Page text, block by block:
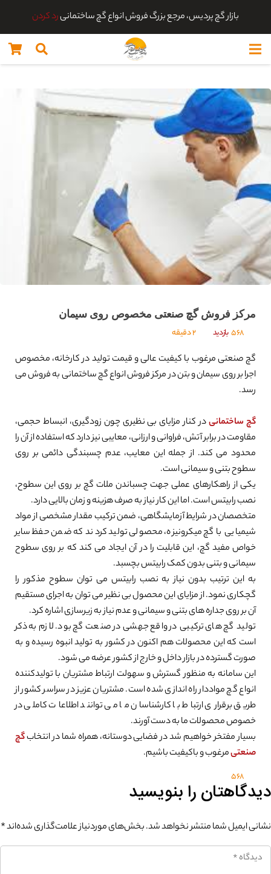
بازار گچ پردیس، مرجع بزرگ فروش انواع گچ ساختمانیرد کردن
مرکز فروش گچ صنعتی مخصوص روی سیمان
568بازدید 2 دقیقه
گچ صنعتی مرغوب با کیفیت عالی و قیمت تولید در کارخانه، مخصوص
اجرا بر روی سیمان و بتن در مرکز فروش انواع گچ ساختمانی به فروش می
رسد.
گچ ساختمانیدر کنار مزایای بی نظیری چون زودگیری، انبساط حجمی،
مقاومت در برابر آتش، فراوانی و ارزانی، معایبی نیز دارد که استفاده از آن را
محدود می کند. از جمله این معایب، عدم چسبندگی دائمی بر روی
سطوح بتنی و سیمانی است.
یکی از راهکارهای عملی جهت چسباندن ملات گچ بر روی این سطوح،
نصب رابیتس است. اما این کار نیاز به صرف هزینه و زمان بالایی دارد.
متخصصان در شرایط آزمایشگاهی، ضمن ترکیب مقدار مشخصی از مواد
شیمیایی با گچ میکرونیزه، محصولی تولید کردند که ضمن حفظ سایر
خواص مفید گچ، این قابلیت را در آن ایجاد می کند که بر روی سطوح
سیمانی و بتنی بدون کمک رابیتس بچسبد.
به این ترتیب بدون نیاز به نصب رابیتس می توان سطوح مذکور را
گچکاری نمود. از مزایای این محصول بی نظیر می توان به اجرای مستقیم
آن بر روی جداره های بتنی و سیمانی و عدم نیاز به زیرسازی اشاره کرد.
تولید گچ های ترکیبی در واقع جهشی در صنعت گچ بود. لازم به ذکر
است که این محصولات هم اکنون در کشور به تولید انبوه رسیده و به
صورت گسترده در بازار داخل و خارج از کشور عرضه می شود.
این سامانه به منظور گسترش و سهولت ارتباط مشتریان با تولیدکننده
انواع گچ مواددار راه اندازی شده است. مشتریان عزیز در سراسر کشور از
طریق برقراری ارتباط با کارشناسان ما می توانند اطلاعات کاملی در
خصوص محصولات ما به دست آورند.
بسیار مفتخر خواهیم شد در فضایی دوستانه، همراه شما در انتخابگچ
صنعتیمرغوب و باکیفیت باشیم.
568
دیدگاهتان را بنویسید
نشانی ایمیل شما منتشر نخواهد شد.بخش‌های موردنیاز علامت‌گذاری شده‌اند*